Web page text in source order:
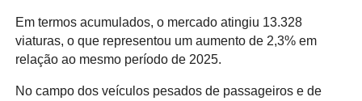
Em termos acumulados, o mercado atingiu 13.328
viaturas, o que representou um aumento de 2,3% em
relação ao mesmo período de 2025.
No campo dos veículos pesados de passageiros e de